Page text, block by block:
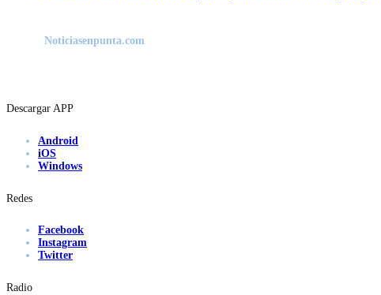
Noticiasenpunta.com
Descargar APP
Android
iOS
Windows
Redes
Facebook
Instagram
Twitter
Radio